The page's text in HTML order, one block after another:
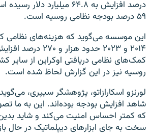
درصد افزایش به ۶۴.۸ میلیارد
۵۹ درصد بودجه نظامی روسیه است.
این موسسه می‌گوید که هزینه‌های
۲۰۱۴ و ۲۰۲۳ حدود
کمک‌های نظامی دریافتی اوکراین از سایر
روسیه نیز در این گزارش لحاظ شده است.
لورنزو اسکارازاتو، پژوهشگر سیپری،
شاهد افزایش بودجه بوده‌اند. این به ما
که کمتر احساس امنیت می‌کند و شاید
سخت به جای ابزارهای دیپلماتیک در حال